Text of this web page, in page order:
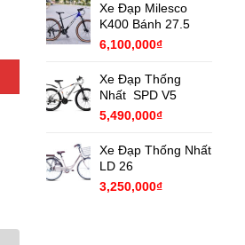
Xe Đạp Milesco
K400 Bánh 27.5
6,100,000₫
Xe Đạp Thống
Nhất SPD V5
5,490,000₫
Xe Đạp Thống Nhất
LD 26
3,250,000₫